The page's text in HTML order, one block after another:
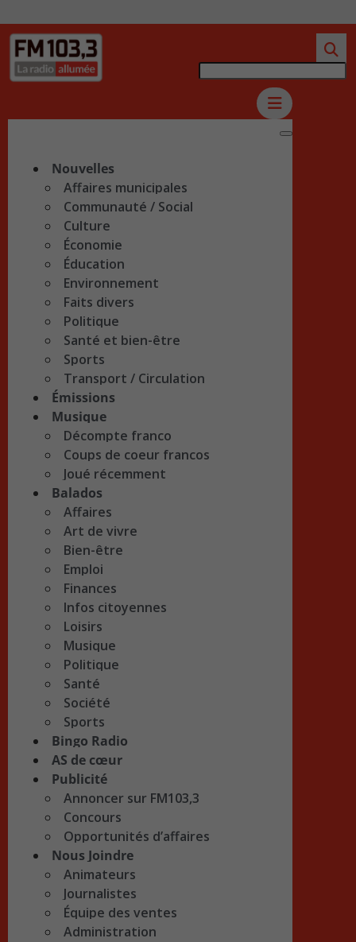
Nouvelles
Affaires municipales
Communauté / Social
Culture
Économie
Éducation
Environnement
Faits divers
Politique
Santé et bien-être
Sports
Transport / Circulation
Émissions
Musique
Décompte franco
Coups de coeur francos
Joué récemment
Balados
Affaires
Art de vivre
Bien-être
Emploi
Finances
Infos citoyennes
Loisirs
Musique
Politique
Santé
Société
Sports
Bingo Radio
AS de cœur
Publicité
Annoncer sur FM103,3
Concours
Opportunités d’affaires
Nous Joindre
Animateurs
Journalistes
Équipe des ventes
Administration